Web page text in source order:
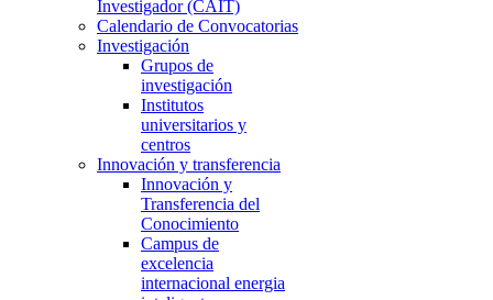
Investigador (CAIT)
Calendario de Convocatorias
Investigación
Grupos de
investigación
Institutos
universitarios y
centros
Innovación y transferencia
Innovación y
Transferencia del
Conocimiento
Campus de
excelencia
internacional energia